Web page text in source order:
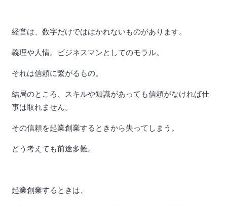
経営は、数字だけでははかれないものがあります。
義理や人情。ビジネスマンとしてのモラル。
それは信頼に繋がるもの。
結局のところ、スキルや知識があっても信頼がなければ仕
事は取れません。
その信頼を起業創業するときから失ってしまう。
どう考えても前途多難。
起業創業するときは、